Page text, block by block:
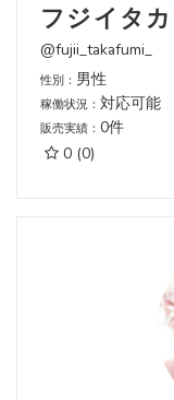
フジイタ
@fujii_takafumi_
性別： 男性
稼働状況： 対応可能
販売実績： 0件
0 (0)